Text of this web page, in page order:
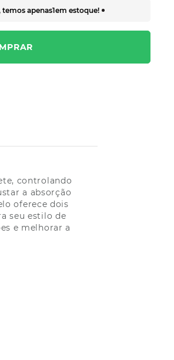
temos apenas1em estoque!
controlando
a absorção
oferece dois
seu estilo de
e melhorar a